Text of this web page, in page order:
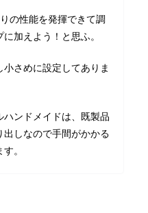
の性能を発揮できて調
加えよう！と思ふ。
さめに設定してありま
ンドメイドは、既製品
出しなので手間がかかる
。